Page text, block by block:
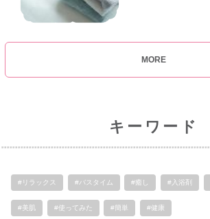
MORE
キーワード
#リラックス #バスタイム #癒し #入浴剤
#美肌 #使ってみた #簡単 #健康